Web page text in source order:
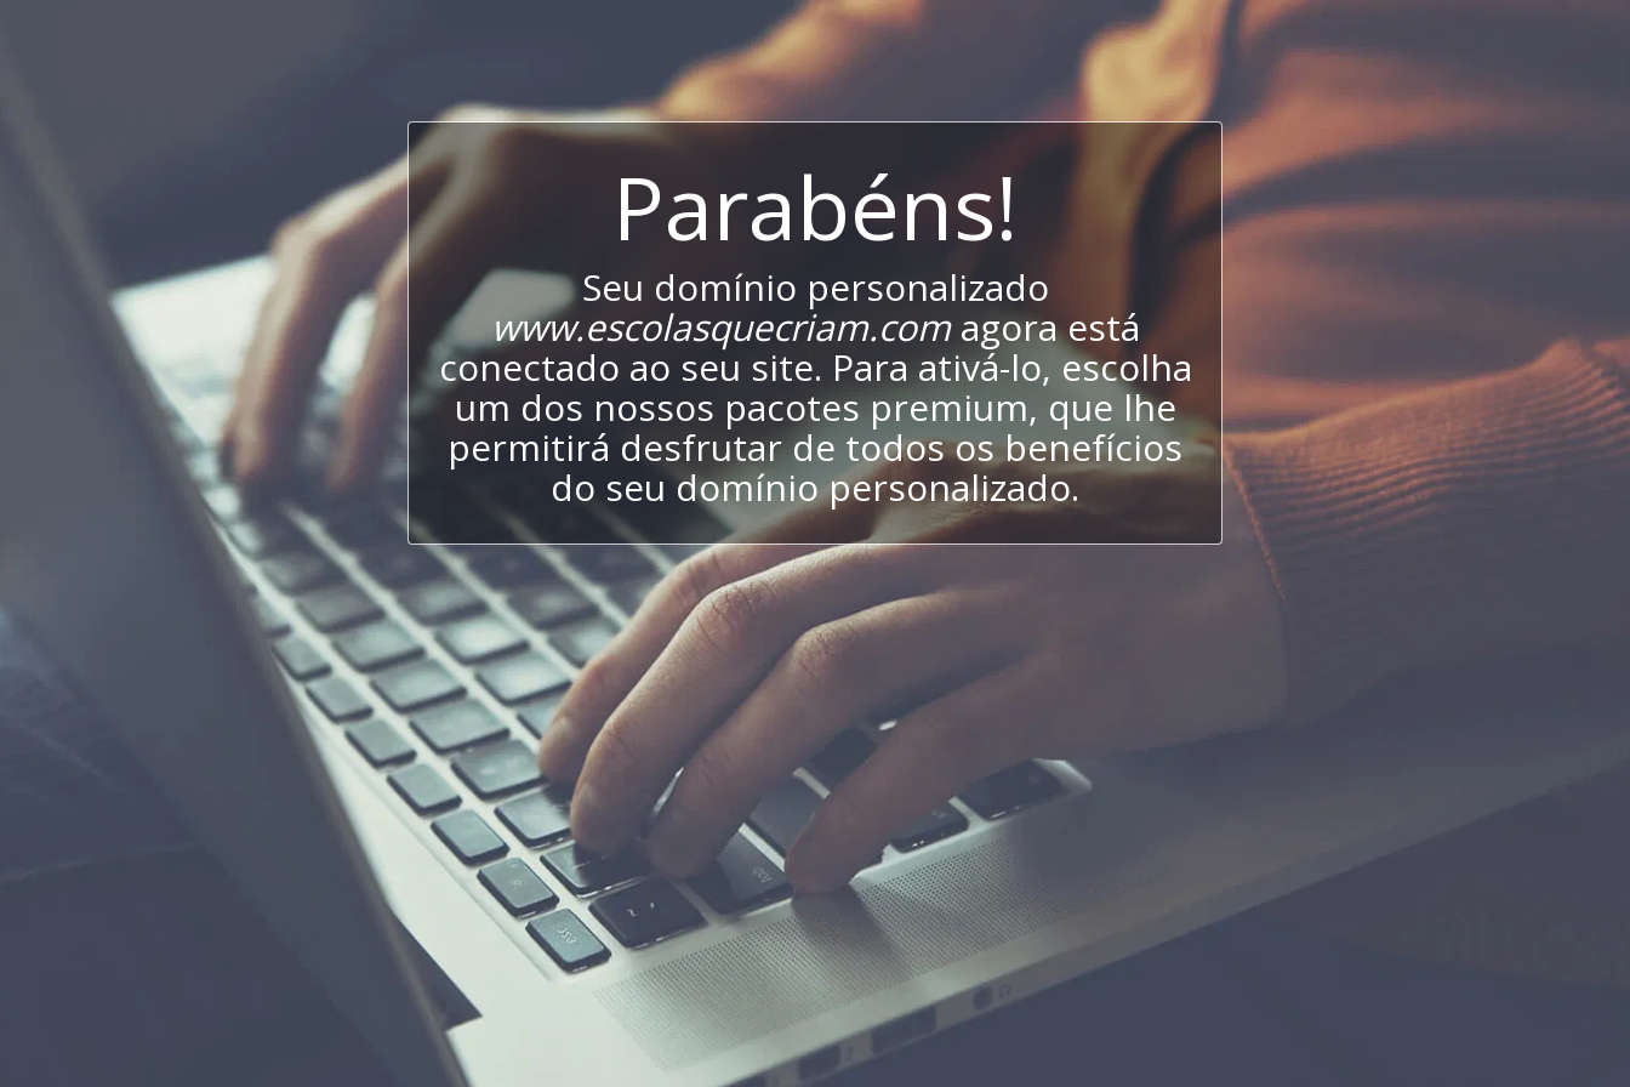
Parabéns!
Seu domínio personalizado
www.escolasquecriam.comagora está
conectado ao seu site. Para ativá-lo, escolha
um dos nossos pacotes premium, que lhe
permitirá desfrutar de todos os benefícios
do seu domínio personalizado.